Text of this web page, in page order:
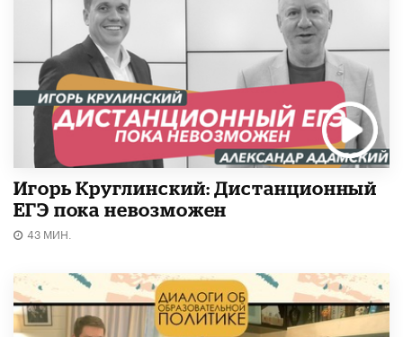
Игорь Круглинский: Дистанционный
ЕГЭ пока невозможен
43 МИН.